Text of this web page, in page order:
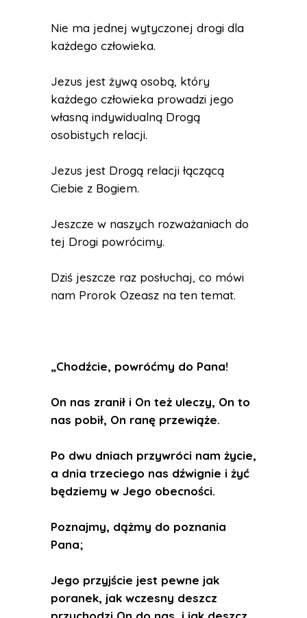
Nie ma jednej wytyczonej drogi dla
każdego człowieka.
Jezus jest żywą osobą, który
każdego człowieka prowadzi jego
własną indywidualną Drogą
osobistych relacji.
Jezus jest Drogą relacji łączącą
Ciebie z Bogiem.
Jeszcze w naszych rozważaniach do
tej Drogi powrócimy.
Dziś jeszcze raz posłuchaj, co mówi
nam Prorok Ozeasz na ten temat.
„Chodźcie, powróćmy do Pana!
On nas zranił i On też uleczy, On to
nas pobił, On ranę przewiąże.
Po dwu dniach przywróci nam życie,
a dnia trzeciego nas dźwignie i żyć
będziemy w Jego obecności.
Poznajmy, dążmy do poznania
Pana;
Jego przyjście jest pewne jak
poranek, jak wczesny deszcz